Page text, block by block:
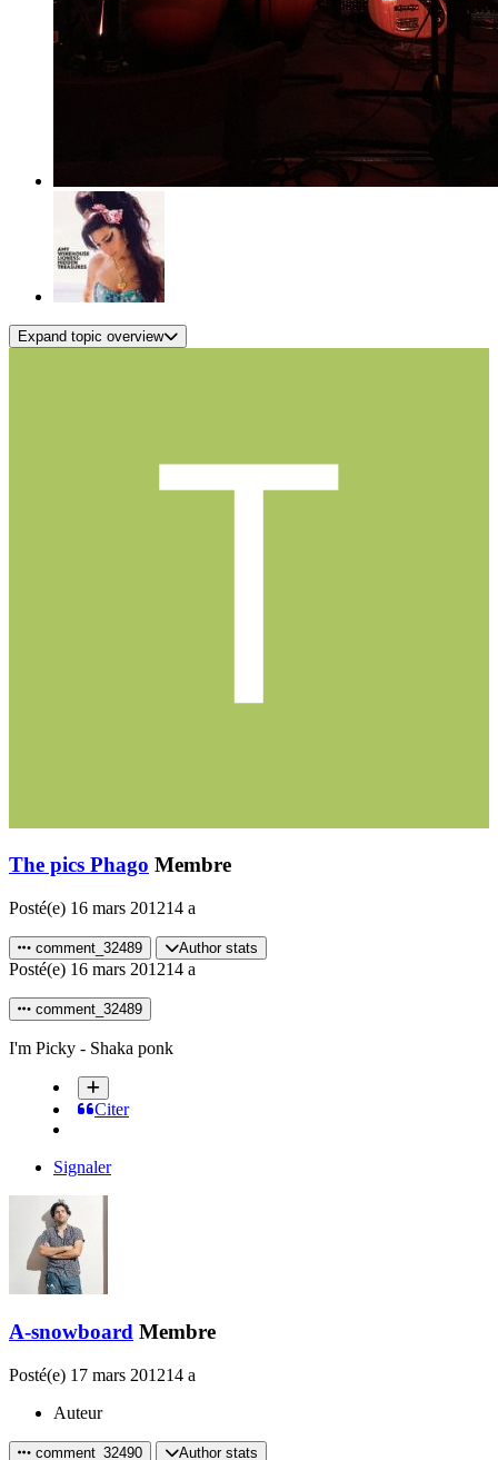
Expand topic overview
The pics Phago Membre
Posté(e) 16 mars 201214 a
comment_32489 Author stats
Posté(e) 16 mars 201214 a
comment_32489
I'm Picky - Shaka ponk
Citer
Signaler
A-snowboard Membre
Posté(e) 17 mars 201214 a
Auteur
comment_32490 Author stats